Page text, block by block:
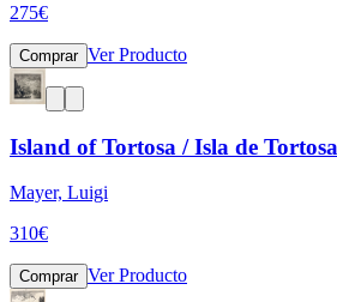
275€
Comprar Ver Producto
Island of Tortosa / Isla de
Mayer, Luigi
310€
Comprar Ver Producto